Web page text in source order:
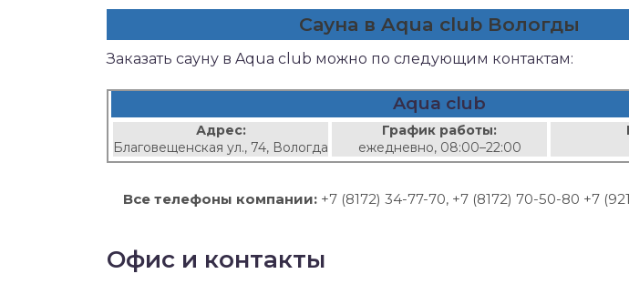
Сауна в Aqua club Вологды
Заказать сауну в Aqua club можно по следующим контактам:
Aqua club
Адрес:
Благовещенская ул., 74, Вологда
График работы:
ежедневно, 08:00–22:00
Все телефоны компании: +7 (8172) 34-77-70, +7 (8172) 70-50-80 +7
Офис и контакты